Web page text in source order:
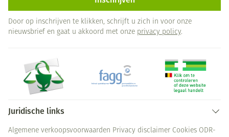
Door op inschrijven te klikken, schrijft u zich in voor onze
nieuwsbrief en gaat u akkoord met onze privacy policy.
Juridische links
Algemene verkoopsvoorwaarden Privacy disclaimer Cookies ODR-